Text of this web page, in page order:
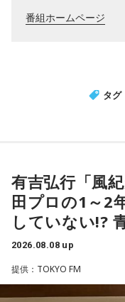
番組ホームページ
タグ
有吉弘行「風
田プロの1～2
していない!?
2026.08.08 up
提供：TOKYO FM